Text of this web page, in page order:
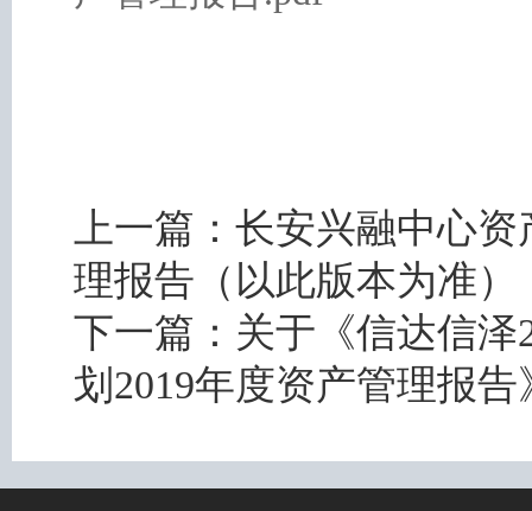
上一篇： 长安兴融中心资
理报告（以此版本为准）
下一篇： 关于《信达信泽
划2019年度资产管理报